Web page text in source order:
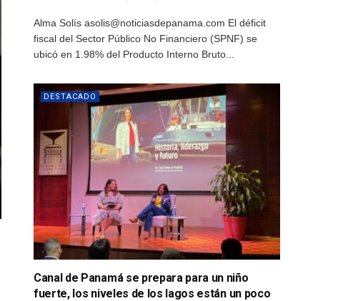
Alma Solís asolis@noticiasdepanama.com El déficit
fiscal del Sector Público No Financiero (SPNF) se
ubicó en 1.98% del Producto Interno Bruto...
DESTACADO
Canal de Panamá se prepara para un niño
fuerte, los niveles de los lagos están un poco